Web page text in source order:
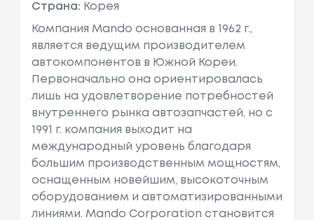
Страна: Корея
Компания Маndo основанная в 1962 г.,
является ведущим производителем
автокомпонентов в Южной Кореи.
Первоначально она ориентировалась
лишь на удовлетворение потребностей
внутреннего рынка автозапчастей, но с
1991 г. компания выходит на
международный уровень благодаря
большим производственным мощностям,
оснащенным новейшим, высокоточным
оборудованием и автоматизированными
линиями. Mando Corporation становится